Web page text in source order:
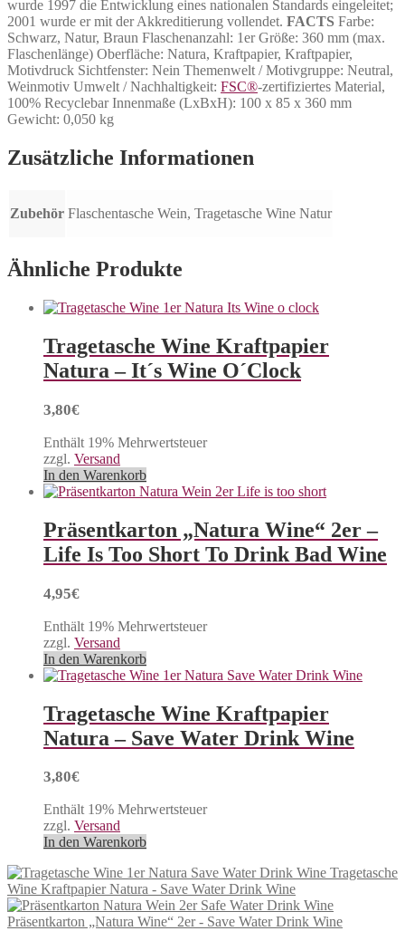
wurde 1997 die Entwicklung eines nationalen Standards eingeleitet;
2001 wurde er mit der Akkreditierung vollendet. FACTS Farbe:
Schwarz, Natur, Braun Flaschenanzahl: 1er Größe: 360 mm (max.
Flaschenlänge) Oberfläche: Natura, Kraftpapier, Kraftpapier,
Motivdruck Sichtfenster: Nein Themenwelt / Motivgruppe: Neutral,
Weinmotiv Umwelt / Nachhaltigkeit: FSC®-zertifiziertes Material,
100% Recyclebar Innenmaße (LxBxH): 100 x 85 x 360 mm
Gewicht: 0,050 kg
Zusätzliche Informationen
Zubehör Flaschentasche Wein, Tragetasche Wine Natur
Ähnliche Produkte
Tragetasche Wine Kraftpapier
Natura – It´s Wine O´Clock
3,80€
Enthält 19% Mehrwertsteuer
zzgl. Versand
In den Warenkorb
Präsentkarton „Natura Wine“ 2er –
Life Is Too Short To Drink Bad Wine
4,95€
Enthält 19% Mehrwertsteuer
zzgl. Versand
In den Warenkorb
Tragetasche Wine Kraftpapier
Natura – Save Water Drink Wine
3,80€
Enthält 19% Mehrwertsteuer
zzgl. Versand
In den Warenkorb
Tragetasche
Wine Kraftpapier Natura - Save Water Drink Wine
Präsentkarton „Natura Wine“ 2er - Save Water Drink Wine